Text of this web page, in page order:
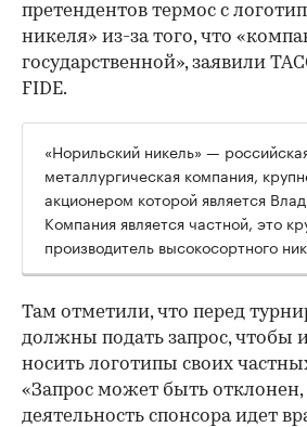
претендентов термос с
никеля» из-за того, что
государственной», заявили
FIDE.
«Норильский никель» —
металлургическая компания,
акционером которой является
Компания является частной, это
производитель высокосортного
Там отметили, что перед
должны подать запрос, чтобы
носить логотипы своих
«Запрос может быть отклонен,
деятельность спонсора идет